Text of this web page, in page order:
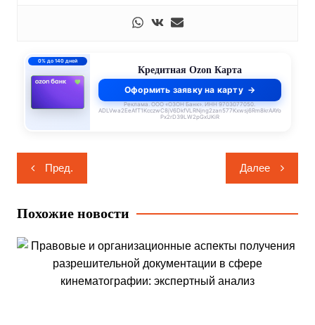
0% до 140 дней
Кредитная Ozon Карта
Оформить заявку на карту
Реклама. ООО «ОЗОН Банк». ИНН 9703077050.
ADLVwa2EeAfT1KcczwC8jV6DkfVLRNjng2zan577Kxwsj6Rm8krAAYo
Px2rD39LW2pGxUKiR
Навигация
по
записям
Пред. Далее
Похожие новости